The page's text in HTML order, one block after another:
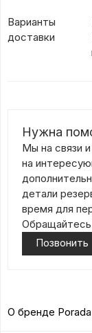
Варианты
доставки
Нужна
Мы на связи
на
детали
время для
Позвонить
О бренде Porada